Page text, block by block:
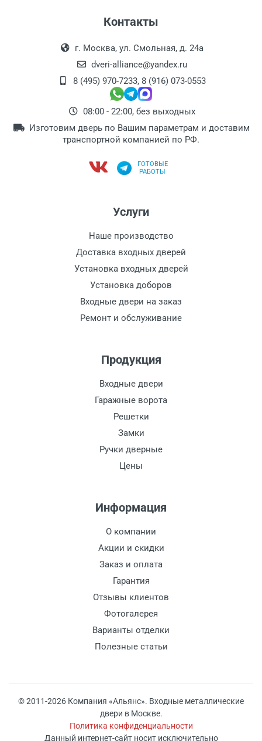
Контакты
г. Москва, ул. Смольная, д. 24а
dveri-alliance@yandex.ru
8 (495) 970-7233, 8 (916) 073-0553
08:00 - 22:00, без выходных
Изготовим дверь по Вашим параметрам и доставим
транспортной компанией по РФ.
ГОТОВЫЕ
РАБОТЫ
Услуги
Наше производство
Доставка входных дверей
Установка входных дверей
Установка доборов
Входные двери на заказ
Ремонт и обслуживание
Продукция
Входные двери
Гаражные ворота
Решетки
Замки
Ручки дверные
Цены
Информация
О компании
Акции и скидки
Заказ и оплата
Гарантия
Отзывы клиентов
Фотогалерея
Варианты отделки
Полезные статьи
© 2011-2026 Компания «Альянс». Входные металлические
двери в Москве.
Политика конфиденциальности
Данный интернет-сайт носит исключительно